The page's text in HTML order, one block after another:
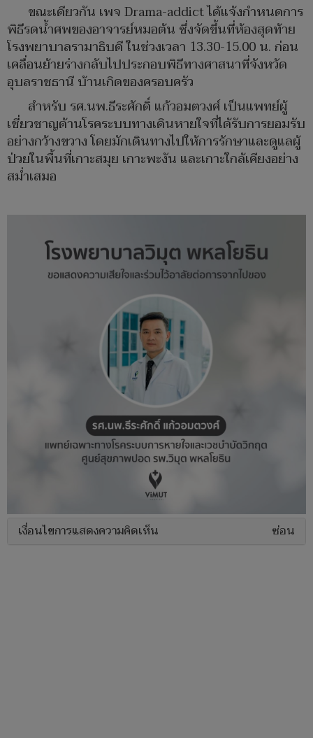
ขณะเดียวกัน เพจ Drama-addict ได้แจ้งกำหนดการ
พิธีรดน้ำศพของอาจารย์หมอต้น ซึ่งจัดขึ้นที่ห้องสุดท้าย
โรงพยาบาลรามาธิบดี ในช่วงเวลา 13.30-15.00 น. ก่อน
เคลื่อนย้ายร่างกลับไปประกอบพิธีทางศาสนาที่จังหวัด
อุบลราชธานี บ้านเกิดของครอบครัว
สำหรับ รศ.นพ.ธีระศักดิ์ แก้วอมตวงศ์ เป็นแพทย์ผู้
เชี่ยวชาญด้านโรคระบบทางเดินหายใจที่ได้รับการยอมรับ
อย่างกว้างขวาง โดยมักเดินทางไปให้การรักษาและดูแลผู้
ป่วยในพื้นที่เกาะสมุย เกาะพะงัน และเกาะใกล้เคียงอย่าง
สม่ำเสมอ
เงื่อนไขการแสดงความคิดเห็น ซ่อน